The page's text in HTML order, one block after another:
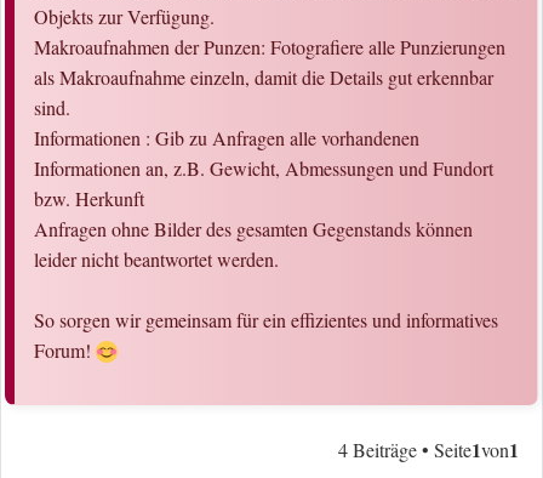
Objekts zur Verfügung.
Makroaufnahmen der Punzen: Fotografiere alle Punzierungen
als Makroaufnahme einzeln, damit die Details gut erkennbar
sind.
Informationen : Gib zu Anfragen alle vorhandenen
Informationen an, z.B. Gewicht, Abmessungen und Fundort
bzw. Herkunft
Anfragen ohne Bilder des gesamten Gegenstands können
leider nicht beantwortet werden.
So sorgen wir gemeinsam für ein effizientes und informatives
Forum!
4 Beiträge • Seite1von1